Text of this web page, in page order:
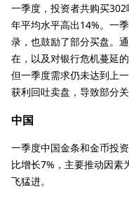
一季度，投资者共购买
年平均水平高出14%。一
录，也鼓励了部分买盘。
在，以及对银行危机蔓延
但一季度需求仍未达到上
获利回吐卖盘，导致部分
中国
一季度中国金条和金币投
比增长7%，主要推动因素
飞猛进。